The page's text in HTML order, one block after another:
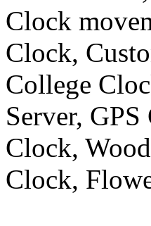
Clock
Clock,
College
Server,
Clock,
Clock,